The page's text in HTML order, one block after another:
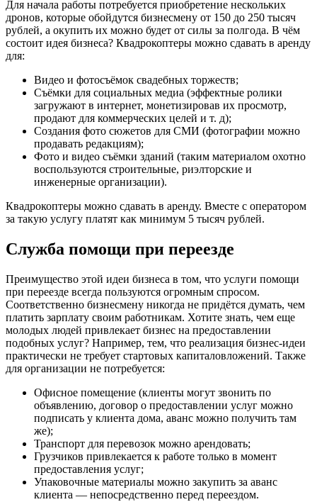
Для начала работы потребуется приобретение нескольких
дронов, которые обойдутся бизнесмену от 150 до 250 тысяч
рублей, а окупить их можно будет от силы за полгода. В чём
состоит идея бизнеса? Квадрокоптеры можно сдавать в аренду
для:
Видео и фотосъёмок свадебных торжеств;
Съёмки для социальных медиа (эффектные ролики
загружают в интернет, монетизировав их просмотр,
продают для коммерческих целей и т. д);
Создания фото сюжетов для СМИ (фотографии можно
продавать редакциям);
Фото и видео съёмки зданий (таким материалом охотно
воспользуются строительные, риэлторские и
инженерные организации).
Квадрокоптеры можно сдавать в аренду. Вместе с оператором
за такую услугу платят как минимум 5 тысяч рублей.
Служба помощи при переезде
Преимущество этой идеи бизнеса в том, что услуги помощи
при переезде всегда пользуются огромным спросом.
Соответственно бизнесмену никогда не придётся думать, чем
платить зарплату своим работникам. Хотите знать, чем еще
молодых людей привлекает бизнес на предоставлении
подобных услуг? Например, тем, что реализация бизнес-идеи
практически не требует стартовых капиталовложений. Также
для организации не потребуется:
Офисное помещение (клиенты могут звонить по
объявлению, договор о предоставлении услуг можно
подписать у клиента дома, аванс можно получить там
же);
Транспорт для перевозок можно арендовать;
Грузчиков привлекается к работе только в момент
предоставления услуг;
Упаковочные материалы можно закупить за аванс
клиента — непосредственно перед переездом.